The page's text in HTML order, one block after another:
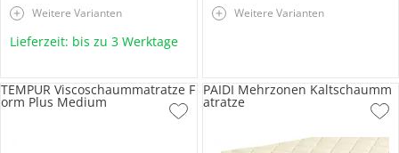
Weitere Varianten
Lieferzeit: bis zu 3 Werktage
Weitere Varianten
TEMPUR Viscoschaummatratze F
orm Plus Medium
PAIDI Mehrzonen Kaltschaumm
atratze